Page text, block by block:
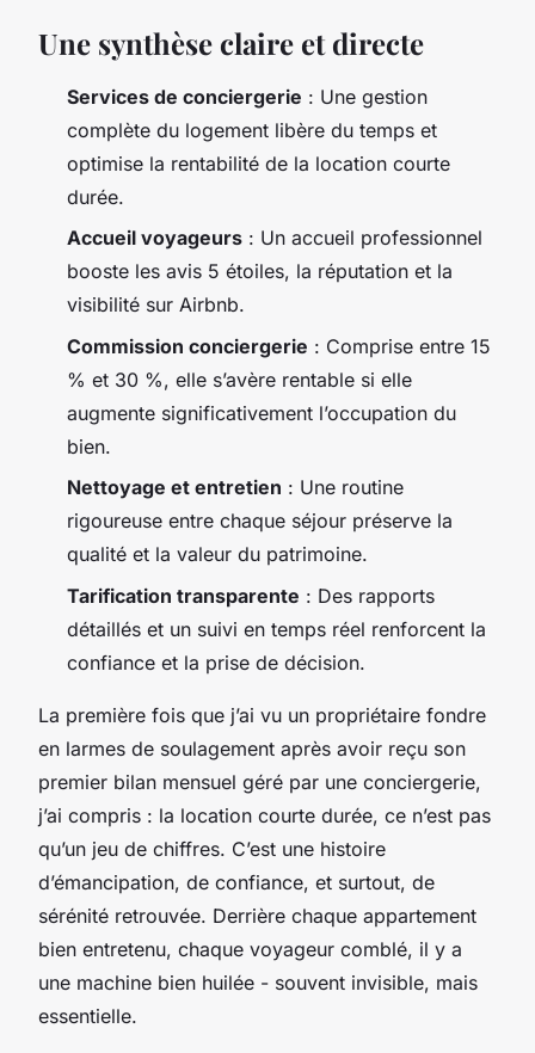
Une synthèse claire et directe
Services de conciergerie : Une gestion
complète du logement libère du temps et
optimise la rentabilité de la location courte
durée.
Accueil voyageurs : Un accueil professionnel
booste les avis 5 étoiles, la réputation et la
visibilité sur Airbnb.
Commission conciergerie : Comprise entre 15
% et 30 %, elle s’avère rentable si elle
augmente significativement l’occupation du
bien.
Nettoyage et entretien : Une routine
rigoureuse entre chaque séjour préserve la
qualité et la valeur du patrimoine.
Tarification transparente : Des rapports
détaillés et un suivi en temps réel renforcent la
confiance et la prise de décision.
La première fois que j’ai vu un propriétaire fondre
en larmes de soulagement après avoir reçu son
premier bilan mensuel géré par une conciergerie,
j’ai compris : la location courte durée, ce n’est pas
qu’un jeu de chiffres. C’est une histoire
d’émancipation, de confiance, et surtout, de
sérénité retrouvée. Derrière chaque appartement
bien entretenu, chaque voyageur comblé, il y a
une machine bien huilée - souvent invisible, mais
essentielle.